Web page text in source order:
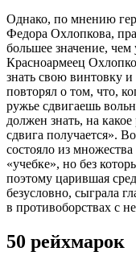
Однако, по мнению
Федора Охлопкова,
большее значение, чем
Красноармеец
знать свою винтовку
повторял о том, что,
ружье сдвигаешь
должен знать, на какое
сдвига получается».
состояло из
«учебке», но без
поэтому царившая
безусловно, сыграла
в противоборствах с
50 рейхмарок